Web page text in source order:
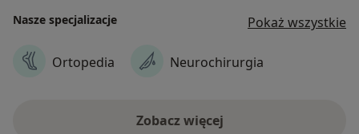
oparte na najnowszych technologiach o
udokumentowanej skuteczności. Wszyscy członkowie
zespołu ze sobą blisko współpracują w czasie całego
do indywidualnych potrzeb i oczekiwań.
Nasze specjalizacje Pokaż wszystkie
Ortopedia Neurochirurgia
Zobacz więcej